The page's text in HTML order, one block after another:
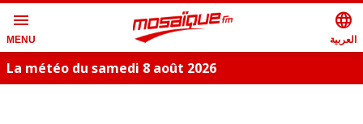
menu
MENU
language
العربية
La météo du samedi 8 août 2026